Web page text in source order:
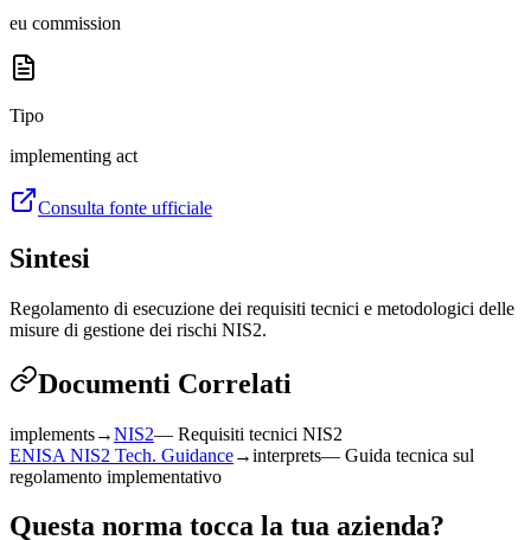
eu commission
Tipo
implementing act
Consulta fonte ufficiale
Sintesi
Regolamento di esecuzione dei requisiti tecnici e metodologici delle
misure di gestione dei rischi NIS2.
Documenti Correlati
implements→NIS2— Requisiti tecnici NIS2
ENISA NIS2 Tech. Guidance→interprets— Guida tecnica sul
regolamento implementativo
Questa norma tocca la tua azienda?